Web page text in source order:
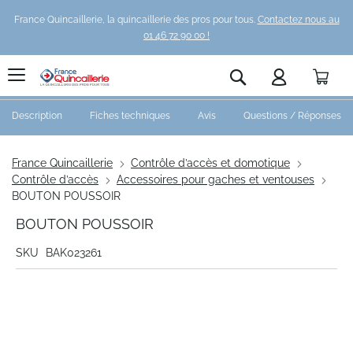
France Quincaillerie, la quincaillerie des pros pour tous. Contactez nous au
01 46 72 90 00 !
Rechercher
France Quincaillerie
Contrôle d’accès et domotique
Contrôle d’accès
Accessoires pour gaches et ventouses
BOUTON POUSSOIR
BOUTON POUSSOIR
SKU
BAK023261
Description Fiches techniques Avis Questions / Réponses